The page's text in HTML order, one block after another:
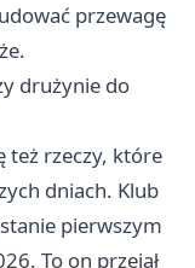
przewagę
drużynie do
też rzeczy, które
dniach. Klub
pierwszym
To on przejął